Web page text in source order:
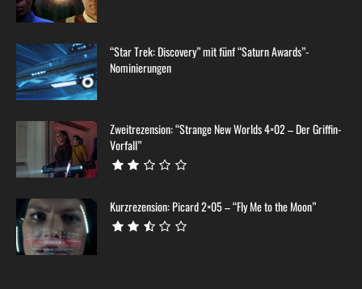
“Star Trek: Discovery” mit fünf “Saturn Awards”-
Nominierungen
Zweitrezension: “Strange New Worlds 4×02 – Der Griffin-
Vorfall”
Kurzrezension: Picard 2×05 – “Fly Me to the Moon”